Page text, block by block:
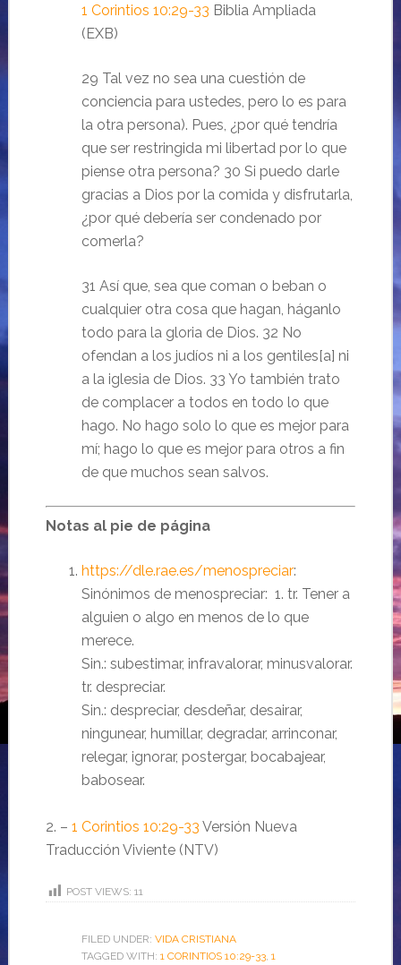
1 Corintios 10:29-33 Biblia Ampliada
(EXB)
29 Tal vez no sea una cuestión de
conciencia para ustedes, pero lo es para
la otra persona). Pues, ¿por qué tendría
que ser restringida mi libertad por lo que
piense otra persona? 30 Si puedo darle
gracias a Dios por la comida y disfrutarla,
¿por qué debería ser condenado por
comerla?
31 Así que, sea que coman o beban o
cualquier otra cosa que hagan, háganlo
todo para la gloria de Dios. 32 No
ofendan a los judíos ni a los gentiles[a] ni
a la iglesia de Dios. 33 Yo también trato
de complacer a todos en todo lo que
hago. No hago solo lo que es mejor para
mí; hago lo que es mejor para otros a fin
de que muchos sean salvos.
Notas al pie de página
https://dle.rae.es/menospreciar:
Sinónimos de menospreciar: 1. tr. Tener a
alguien o algo en menos de lo que
merece.
Sin.: subestimar, infravalorar, minusvalorar.
tr. despreciar.
Sin.: despreciar, desdeñar, desairar,
ningunear, humillar, degradar, arrinconar,
relegar, ignorar, postergar, bocabajear,
babosear.
2. – 1 Corintios 10:29-33 Versión Nueva
Traducción Viviente (NTV)
POST VIEWS: 11
FILED UNDER: VIDA CRISTIANA
TAGGED WITH: 1 CORINTIOS 10:29-33, 1